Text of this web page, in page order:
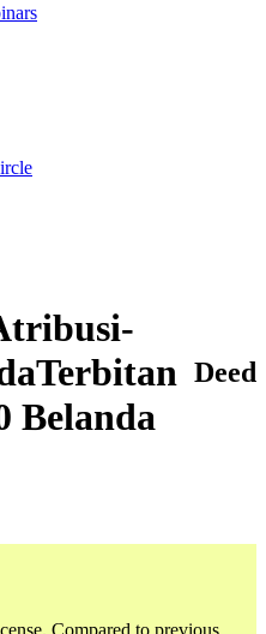
Belanda
Deed
Compared to previous